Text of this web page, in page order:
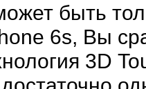
быть
6s, Вы
3D